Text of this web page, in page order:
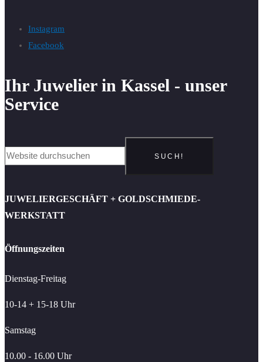
Instagram
Facebook
Ihr Juwelier in Kassel - unser
Service
SUCH!
JUWELIERGESCHÄFT + GOLDSCHMIEDE-
WERKSTATT
Öffnungszeiten
Dienstag-Freitag
10-14 + 15-18 Uhr
Samstag
10.00 - 16.00 Uhr